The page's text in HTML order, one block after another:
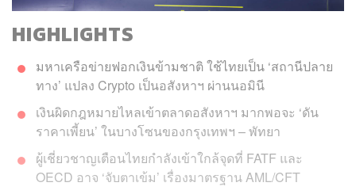
HIGHLIGHTS
มหาเครือข่ายฟอกเงินข้ามชาติ ใช้ไทยเป็น ‘สถานีปลาย
ทาง’ แปลง Crypto เป็นอสังหาฯ ผ่านนอมินี
เงินผิดกฎหมายไหลเข้าตลาดอสังหาฯ มากพอจะ ‘ดัน
ราคาเพี้ยน’ ในบางโซนของกรุงเทพฯ – พัทยา
ผู้เชี่ยวชาญเตือนไทยกำลังเข้าใกล้จุดที่ FATF และ
OECD อาจ ‘จับตาเข้ม’ เรื่องมาตรฐาน AML/CFT